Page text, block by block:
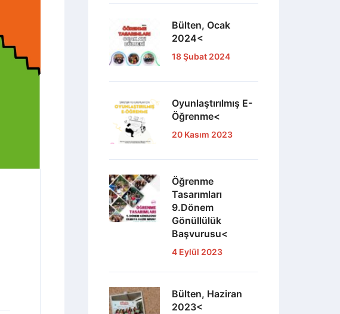
Bülten, Ocak
2024<
18 Şubat 2024
Oyunlaştırılmış E-
Öğrenme<
20 Kasım 2023
Öğrenme
Tasarımları
9.Dönem
Gönüllülük
Başvurusu<
4 Eylül 2023
Bülten, Haziran
2023<